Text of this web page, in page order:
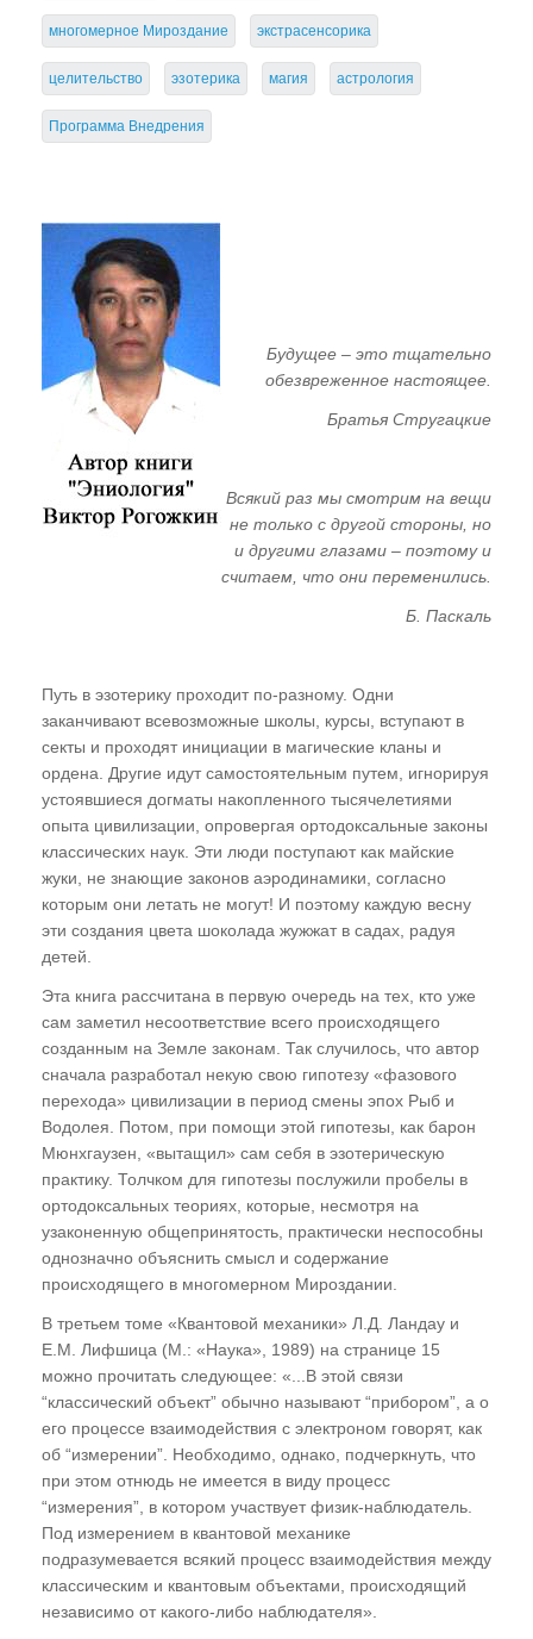
Субъективность и объективность пути
познания. Добро и зло, созидание и
деструкция
ГЛАВА ВТОРАЯ
прорыва
Многомерность Мироздания. "Пирамида
Многомерности". Основные носители
информации. Понятия "Космос" -
"Вселенная" -"Мироздание"
Где хранится информация Мироздания?
Понятие "Информационные Поля"
Мы не одиноки во Вселенной
Кто создал алгоритмы процессов эволюции?
"Алгоритм глупости"?
Эффект "прошитых дат"
Тунгусский феномен -
энергоинформационный вирус внедрения в
Информационные Поля земной
цивилизации
Для чего рождаются цивилизации? Где
скрывается антиматерия? "Спираль
Многомерности". Кто нас "вывернул
наизнанку"?
Многомерная иммунная система
Мироздания, или Почему нас не любят
"братья по разуму". Система Изъятия
Потенциала земной цивилизации и
Программа Внедрения.
ГЛАВА ТРЕТЬЯ
"Третий глаз", или Как видят ясновидящие
"Энергоинформационный каркас" человека.
поляризация. Европейский и восточный
типы "энергетики". Энергоцентры и чакры.
"Восток - дело тонкое", или Почему
европейцу нельзя заниматься восточной
энергетикой
"Солярис" - эгрегориальная модель
ноосферы. Почему Америка обречена?
"Как мужик двух генералов накормил", или
многомерное Мироздание экстрасенсорика
целительство эзотерика магия астрология
Программа Внедрения
Будущее – это тщательно
обезвреженное настоящее.
Братья Стругацкие
Всякий раз мы смотрим на вещи
не только с другой стороны, но
и другими глазами – поэтому и
считаем, что они переменились.
Б. Паскаль
Путь в эзотерику проходит по-разному. Одни
заканчивают всевозможные школы, курсы, вступают в
секты и проходят инициации в магические кланы и
ордена. Другие идут самостоятельным путем, игнорируя
устоявшиеся догматы накопленного тысячелетиями
опыта цивилизации, опровергая ортодоксальные законы
классических наук. Эти люди поступают как майские
жуки, не знающие законов аэродинамики, согласно
которым они летать не могут! И поэтому каждую весну
эти создания цвета шоколада жужжат в садах, радуя
детей.
Эта книга рассчитана в первую очередь на тех, кто уже
сам заметил несоответствие всего происходящего
созданным на Земле законам. Так случилось, что автор
сначала разработал некую свою гипотезу «фазового
перехода» цивилизации в период смены эпох Рыб и
Водолея. Потом, при помощи этой гипотезы, как барон
Мюнхгаузен, «вытащил» сам себя в эзотерическую
практику. Толчком для гипотезы послужили пробелы в
ортодоксальных теориях, которые, несмотря на
узаконенную общепринятость, практически неспособны
однозначно объяснить смысл и содержание
происходящего в многомерном Мироздании.
В третьем томе «Квантовой механики» Л.Д. Ландау и
Е.М. Лифшица (М.: «Наука», 1989) на странице 15
можно прочитать следующее: «...В этой связи
“классический объект” обычно называют “прибором”, а о
его процессе взаимодействия с электроном говорят, как
об “измерении”. Необходимо, однако, подчеркнуть, что
при этом отнюдь не имеется в виду процесс
“измерения”, в котором участвует физик-наблюдатель.
Под измерением в квантовой механике
подразумевается всякий процесс взаимодействия между
классическим и квантовым объектами, происходящий
независимо от какого-либо наблюдателя».